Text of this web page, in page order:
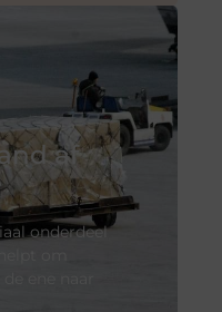
af
onderdeel